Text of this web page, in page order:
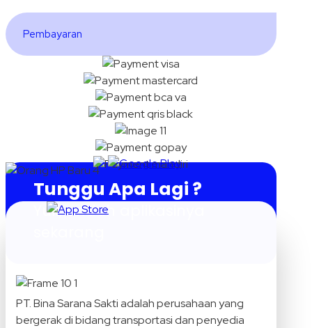
Pembayaran
Tunggu Apa Lagi ?
Yuk, unduh aplikasinya
PT. Bina Sarana Sakti adalah perusahaan yang
bergerak di bidang transportasi dan penyedia